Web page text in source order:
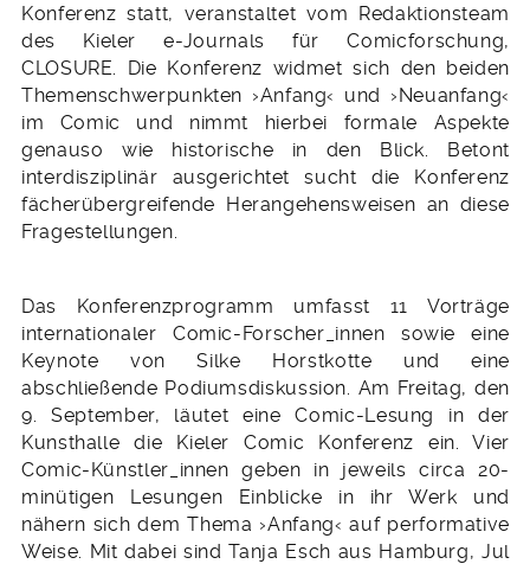
Konferenz statt, veranstaltet vom Redaktionsteam
des Kieler e-Journals für Comicforschung,
CLOSURE. Die Konferenz widmet sich den beiden
Themenschwerpunkten ›Anfang‹ und ›Neuanfang‹
im Comic und nimmt hierbei formale Aspekte
genauso wie historische in den Blick. Betont
interdisziplinär ausgerichtet sucht die Konferenz
fächerübergreifende Herangehensweisen an diese
Fragestellungen.
Das Konferenzprogramm umfasst 11 Vorträge
internationaler Comic-Forscher_innen sowie eine
Keynote von Silke Horstkotte und eine
abschließende Podiumsdiskussion. Am Freitag, den
9. September, läutet eine Comic-Lesung in der
Kunsthalle die Kieler Comic Konferenz ein. Vier
Comic-Künstler_innen geben in jeweils circa 20-
minütigen Lesungen Einblicke in ihr Werk und
nähern sich dem Thema ›Anfang‹ auf performative
Weise. Mit dabei sind Tanja Esch aus Hamburg, Jul